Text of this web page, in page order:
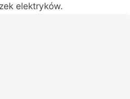
elektryków.